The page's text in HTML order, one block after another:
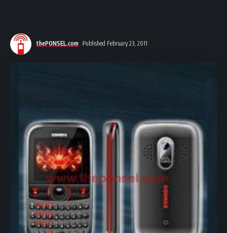
thePONSEL.com Published February 23, 2011